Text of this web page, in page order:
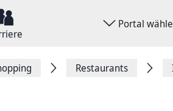
Portal
Restaurants